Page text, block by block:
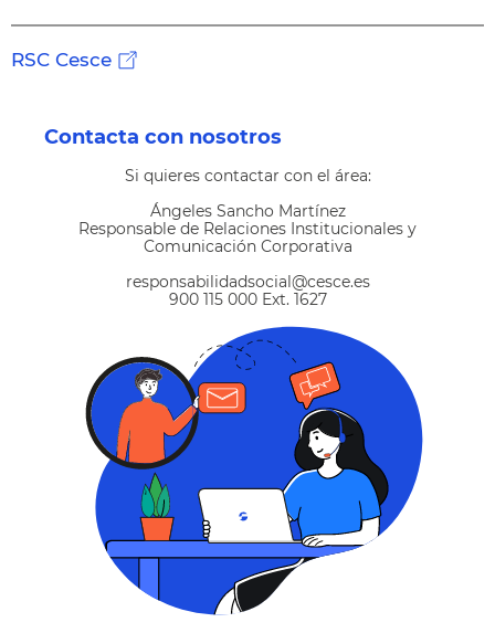
RSC Cesce
Contacta con nosotros
Si quieres contactar con el área:
Ángeles Sancho Martínez
Responsable de Relaciones Institucionales y
Comunicación Corporativa
responsabilidadsocial@cesce.es
900 115 000 Ext. 1627